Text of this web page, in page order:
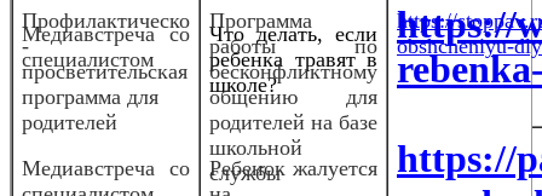
Медиавстреча со
специалистом
Что делать, если
ребенка травят в
школе?
https://
Медиавстреча со
Ребенок жалуется
https://
Профилактическо
-
просветительская
программа для
родителей
Программа
работы по
бесконфликтному
общению для
родителей на базе
школьной
службы
https://
obshcheniyu-